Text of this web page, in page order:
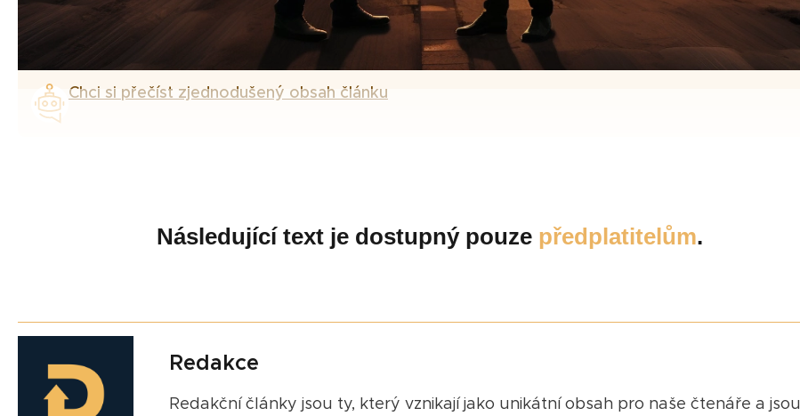
Chci si přečíst zjednodušený obsah článku
Následující text je dostupný pouze předplatitelům.
Redakce
Redakční články jsou ty, který vznikají jako unikátní obsah pro naše čtenáře a jsou